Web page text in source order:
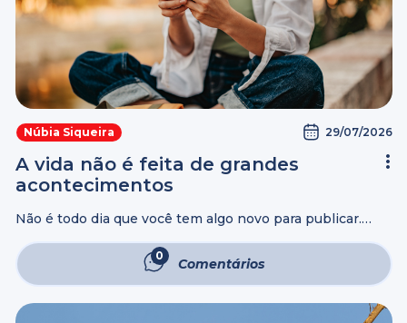
Núbia Siqueira 29/07/2026
A vida não é feita de grandes
acontecimentos
Não é todo dia que você tem algo novo para publicar.
acontecimentos, fotos bonitas ou frases de impacto. Há ...
0 Comentários